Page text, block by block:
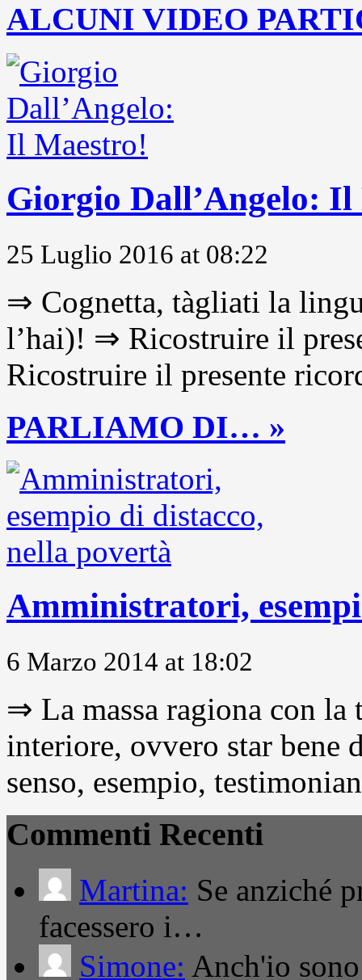
ALCUNI VIDEO
Giorgio Dall’Angelo:
25 Luglio 2016 at 08:22
⇒ Cognetta, tàgliati la
l’hai)! ⇒ Ricostruire il
Ricostruire il presente
PARLIAMO DI… »
Amministratori,
6 Marzo 2014 at 18:02
⇒ La massa ragiona con
interiore, ovvero star
senso, esempio,
Commenti Recenti
Martina: Se anziché
facessero i…
Simone: Anch'io